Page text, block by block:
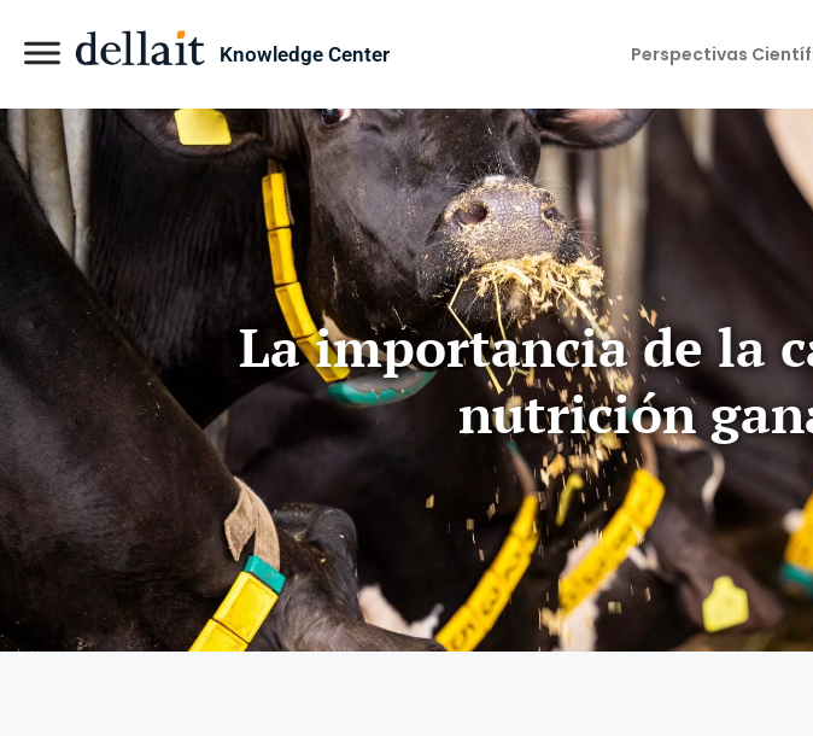
Knowledge Center Perspectivas
La importancia de la
nutrición